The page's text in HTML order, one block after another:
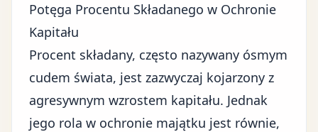
Potęga Procentu Składanego w Ochronie
Kapitału
Procent składany, często nazywany ósmym
cudem świata, jest zazwyczaj kojarzony z
agresywnym wzrostem kapitału. Jednak
jego rola w ochronie majątku jest równie,